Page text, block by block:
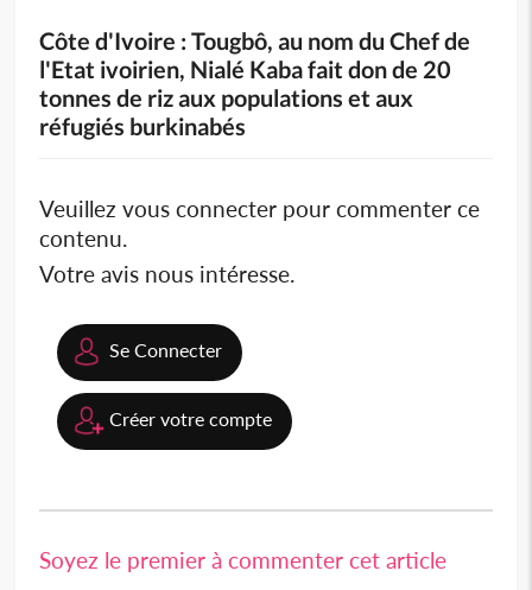
Côte d'Ivoire : Tougbô, au nom du Chef de
l'Etat ivoirien, Nialé Kaba fait don de 20
tonnes de riz aux populations et aux
réfugiés burkinabés
Veuillez vous connecter pour commenter ce
contenu.
Votre avis nous intéresse.
Se Connecter
Créer votre compte
Soyez le premier à commenter cet article